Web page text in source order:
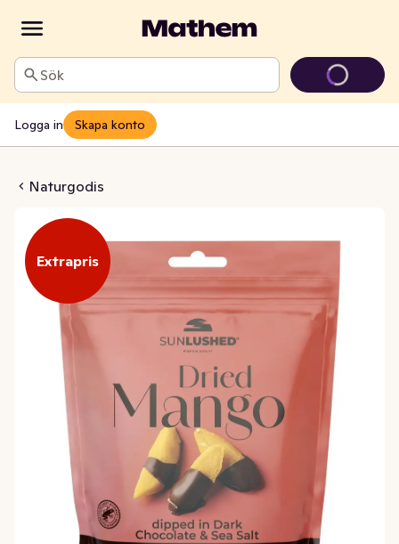
Sök
Logga in Skapa konto
Naturgodis
Choklad & Havssalt
Extrapris